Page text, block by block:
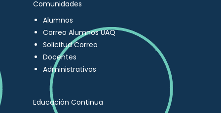
Comunidades
Alumnos
Correo Alumnos UAQ
Solicitud Correo
Docentes
Administrativos
Educación Continua